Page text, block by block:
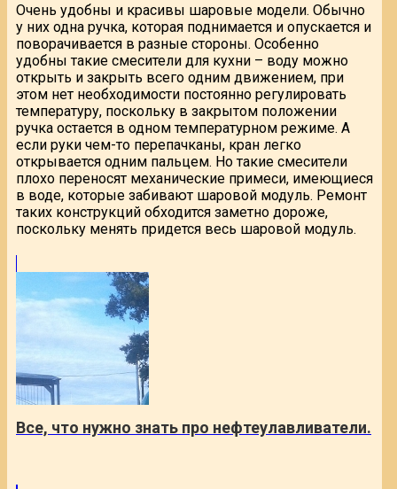
Очень удобны и красивы шаровые модели. Обычно
у них одна ручка, которая поднимается и опускается и
поворачивается в разные стороны. Особенно
удобны такие смесители для кухни – воду можно
открыть и закрыть всего одним движением, при
этом нет необходимости постоянно регулировать
температуру, поскольку в закрытом положении
ручка остается в одном температурном режиме. А
если руки чем-то перепачканы, кран легко
открывается одним пальцем. Но такие смесители
плохо переносят механические примеси, имеющиеся
в воде, которые забивают шаровой модуль. Ремонт
таких конструкций обходится заметно дороже,
поскольку менять придется весь шаровой модуль.
Все, что нужно знать про нефтеулавливатели.